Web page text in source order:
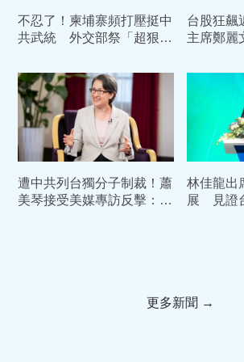
不忍了！柬埔寨頻打壓挺中
共武統 外交部祭「超狠大
台股狂飆
主席鄭麗
遭中共列台獨分子制裁！蕭
美琴接受美媒專訪反擊：絕
林佳龍出
展 見證
更多新聞 →